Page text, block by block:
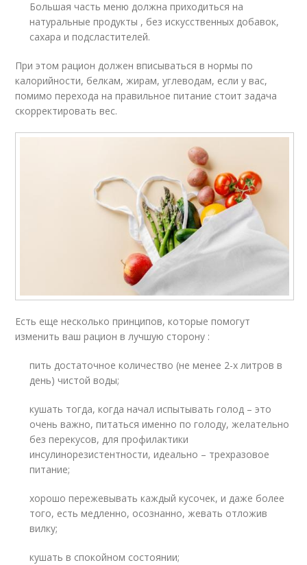
Большая часть меню должна приходиться на
натуральные продукты , без искусственных добавок,
сахара и подсластителей.
При этом рацион должен вписываться в нормы по
калорийности, белкам, жирам, углеводам, если у вас,
помимо перехода на правильное питание стоит задача
скорректировать вес.
Есть еще несколько принципов, которые помогут
изменить ваш рацион в лучшую сторону :
пить достаточное количество (не менее 2-х литров в
день) чистой воды;
кушать тогда, когда начал испытывать голод – это
очень важно, питаться именно по голоду, желательно
без перекусов, для профилактики
инсулинорезистентности, идеально – трехразовое
питание;
хорошо пережевывать каждый кусочек, и даже более
того, есть медленно, осознанно, жевать отложив
вилку;
кушать в спокойном состоянии;